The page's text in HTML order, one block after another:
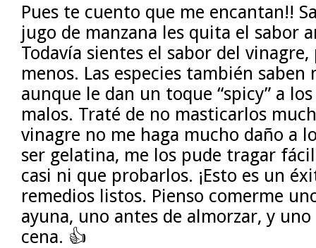
Pues te cuento que me encantan!!
jugo de manzana les quita el sabor
Todavía sientes el sabor del vinagre,
menos. Las especies también saben
aunque le dan un toque “spicy” a
malos. Traté de no masticarlos
vinagre no me haga mucho daño a
ser gelatina, me los pude tragar
casi ni que probarlos. ¡Esto es un
remedios listos. Pienso comerme
ayuna, uno antes de almorzar, y
cena. 👍